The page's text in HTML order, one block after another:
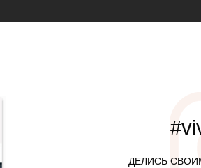
ДЕЛИСЬ